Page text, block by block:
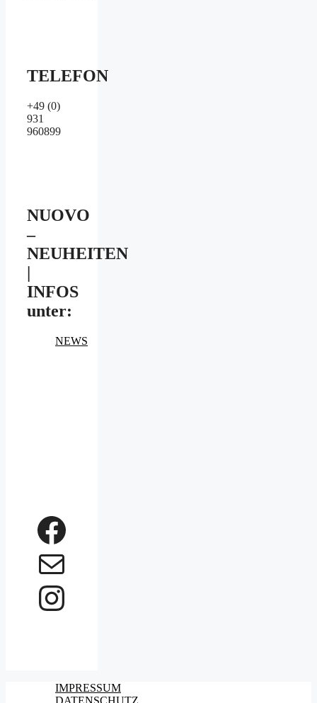
TELEFON
+49 (0)
931
960899
NUOVO
–
NEUHEITEN
|
INFOS
unter:
NEWS
Facebook
Mail
Instagram
IMPRESSUM
DATENSCHUTZ